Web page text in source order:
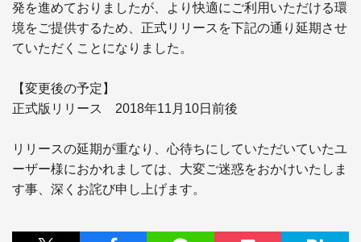
発を進めておりましたが、より快適にご利用いただける環
境をご提供するため、正式リリースを下記の通り延期させ
ていただくことになりました。
【変更後の予定】
正式版リリース　2018年11月10日前後
リリースの延期が重なり、心待ちにしていただいていたユ
ーザー様におかれましては、大変ご迷惑をおかけいたしま
す事、深くお詫び申し上げます。